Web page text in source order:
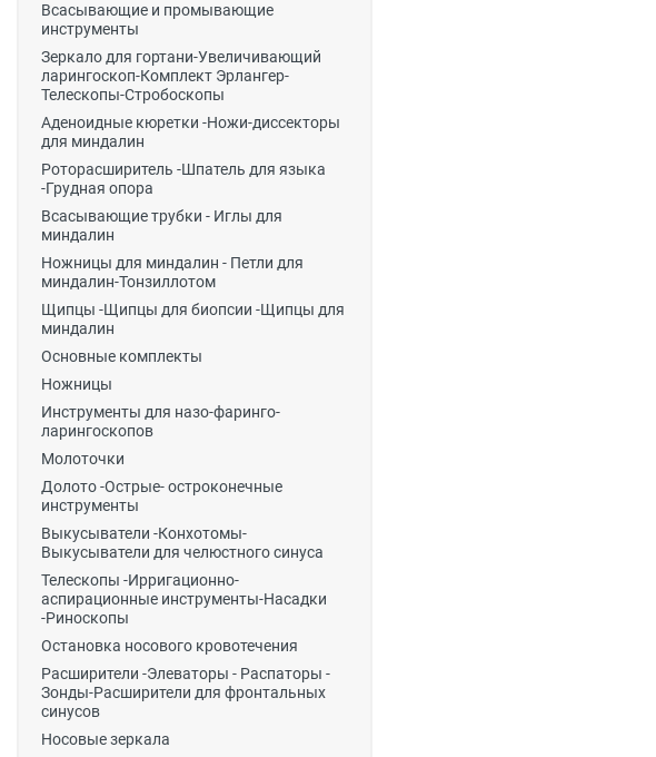
Всасывающие и промывающие
инструменты
Зеркало для гортани-Увеличивающий
ларингоскоп-Комплект Эрлангер-
Телескопы-Стробоскопы
Аденоидные кюретки -Ножи-диссекторы
для миндалин
Роторасширитель -Шпатель для языка
-Грудная опора
Всасывающие трубки - Иглы для
миндалин
Ножницы для миндалин - Петли для
миндалин-Тонзиллотом
Щипцы -Щипцы для биопсии -Щипцы для
миндалин
Основные комплекты
Ножницы
Инструменты для назо-фаринго-
ларингоскопов
Молоточки
Долото -Острые- остроконечные
инструменты
Выкусыватели -Конхотомы-
Выкусыватели для челюстного синуса
Телескопы -Ирригационно-
аспирационные инструменты-Насадки
-Риноскопы
Остановка носового кровотечения
Расширители -Элеваторы - Распаторы -
Зонды-Расширители для фронтальных
синусов
Носовые зеркала